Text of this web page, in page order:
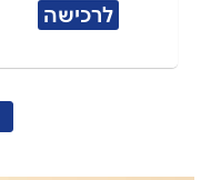
לרכישה